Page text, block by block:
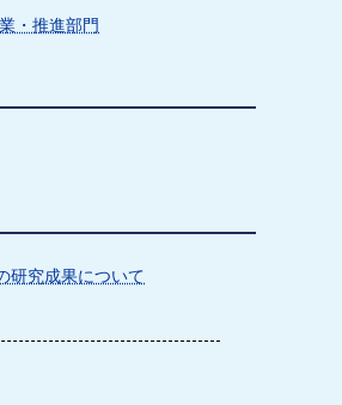
・推進部門
研究成果について